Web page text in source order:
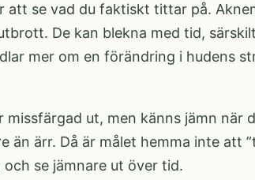
att se vad du faktiskt tittar på.
De kan blekna med tid,
mer om en förändring i hudens
missfärgad ut, men känns jämn
än ärr. Då är målet hemma inte att
se jämnare ut över tid.